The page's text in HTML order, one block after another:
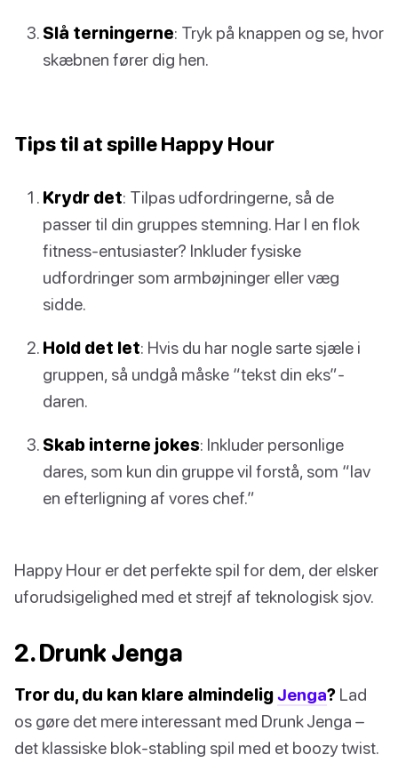
Slå terningerne: Tryk på knappen og se, hvor
skæbnen fører dig hen.
Tips til at spille Happy Hour
Krydr det: Tilpas udfordringerne, så de
passer til din gruppes stemning. Har I en flok
fitness-entusiaster? Inkluder fysiske
udfordringer som armbøjninger eller væg
sidde.
Hold det let: Hvis du har nogle sarte sjæle i
gruppen, så undgå måske “tekst din eks”-
daren.
Skab interne jokes: Inkluder personlige
dares, som kun din gruppe vil forstå, som “lav
en efterligning af vores chef.”
Happy Hour er det perfekte spil for dem, der elsker
uforudsigelighed med et strejf af teknologisk sjov.
2. Drunk Jenga
Tror du, du kan klare almindeligJenga? Lad
os gøre det mere interessant med Drunk Jenga –
det klassiske blok-stabling spil med et boozy twist.